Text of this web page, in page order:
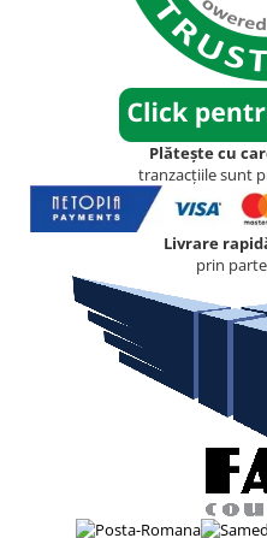
Plătește cu
tranzacțiile sunt
Livrare
prin